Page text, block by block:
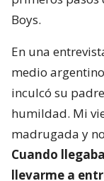
Boys.
En una
medio
inculcó su
humildad. Mi
madrugada y
Cuando
llevarme a